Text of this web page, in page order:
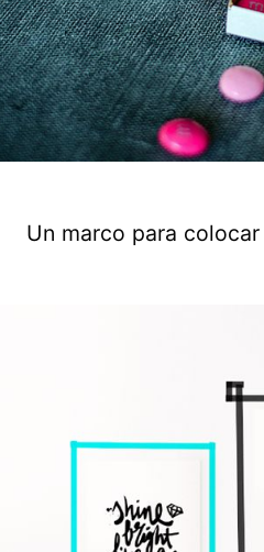
Un marco para